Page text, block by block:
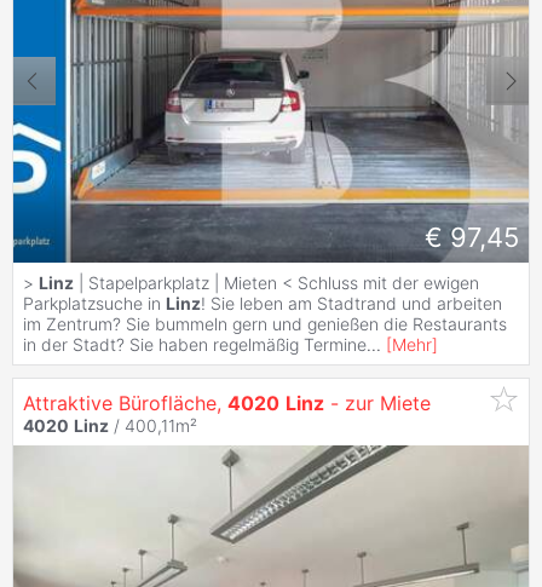
€ 97,45
> Linz | Stapelparkplatz | Mieten < Schluss mit der ewigen
Parkplatzsuche in Linz! Sie leben am Stadtrand und arbeiten
im Zentrum? Sie bummeln gern und genießen die Restaurants
in der Stadt? Sie haben regelmäßig Termine... [Mehr]
Attraktive Bürofläche, 4020 Linz - zur Miete
4020 Linz / 400,11m²